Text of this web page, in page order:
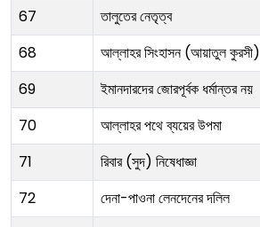
67
তালুতের নেতৃত্ব
68
আল্লাহর সিংহাসন (আয়াতুল কুরসী)
69
ইমানদারদের জোরপূর্বক ধর্মান্তর নয়
70
আল্লাহর পথে ব্যয়ের উপমা
71
রিবার (সুদ) নিষেধাজ্ঞা
72
দেনা-পাওনা লেনদেনের দলিল